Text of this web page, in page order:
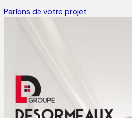
Parlons de votre projet